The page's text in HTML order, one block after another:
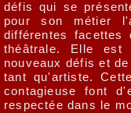
défis qui se
pour son métier
différentes facettes
théâtrale. Elle est
nouveaux défis et
tant qu'artiste.
contagieuse font
respectée dans le